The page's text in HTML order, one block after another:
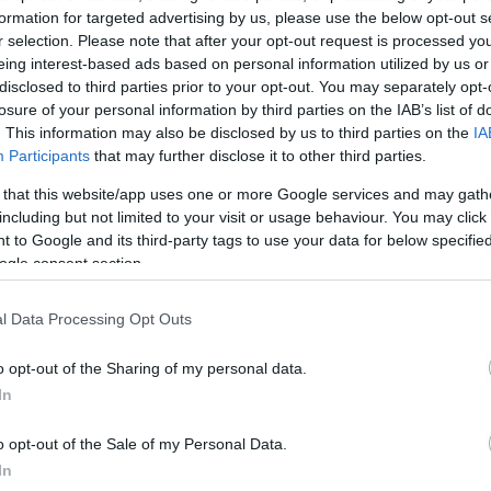
for targeted advertising by us, please use the below opt-out
selection. Please note that after your opt-out request is processed
interest-based ads based on personal information utilized by us
to third parties prior to your opt-out. You may separately
of your personal information by third parties on the IAB’s list of
This information may also be disclosed by us to third parties on the
Participants that may further disclose it to other third parties.
that this website/app uses one or more Google services and may
but not limited to your visit or usage behaviour. You may
to Google and its third-party tags to use your data for below
consent section.
Data Processing Opt Outs
opt-out of the Sharing of my personal data.
opt-out of the Sale of my Personal Data.
Σχολίασε εδώ
50